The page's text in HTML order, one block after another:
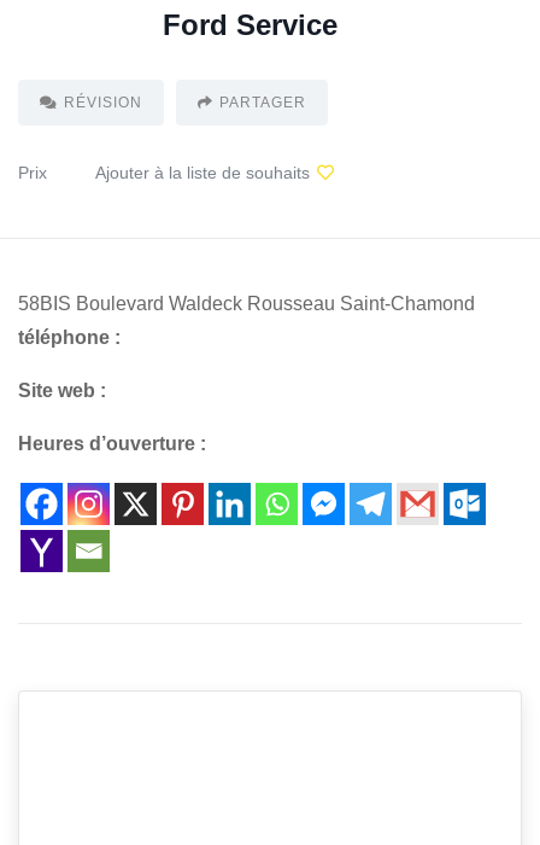
Ford Service
RÉVISION PARTAGER
Prix Ajouter à la liste de souhaits
58BIS Boulevard Waldeck Rousseau Saint-Chamond
téléphone :
Site web :
Heures d’ouverture :